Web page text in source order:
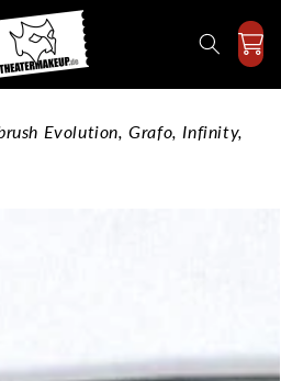
Evolution, Grafo, Infinity,